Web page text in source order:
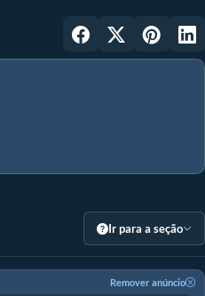
Ir para a seção
Remover anúncio